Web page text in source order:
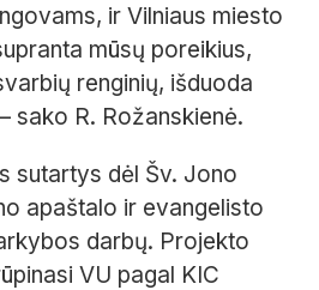
ir Vilniaus miesto
mūsų poreikius,
renginių, išduoda
sako R. Rožanskienė.
sutartys dėl Šv. Jono
apaštalo ir evangelisto
darbų. Projekto
VU pagal KIC